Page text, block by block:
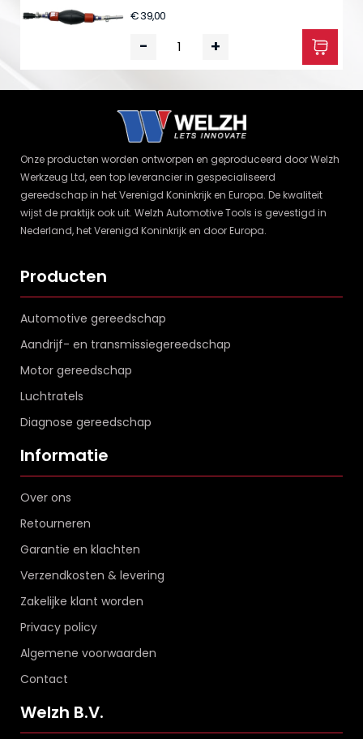
€ 39,00
- +
Onze producten worden ontworpen en geproduceerd door Welzh
Werkzeug Ltd, een top leverancier in gespecialiseerd
gereedschap in het Verenigd Koninkrijk en Europa. De kwaliteit
wijst de praktijk ook uit. Welzh Automotive Tools is gevestigd in
Nederland, het Verenigd Koninkrijk en door Europa.
Producten
Automotive gereedschap
Aandrijf- en transmissiegereedschap
Motor gereedschap
Luchtratels
Diagnose gereedschap
Informatie
Over ons
Retourneren
Garantie en klachten
Verzendkosten & levering
Zakelijke klant worden
Privacy policy
Algemene voorwaarden
Contact
Welzh B.V.